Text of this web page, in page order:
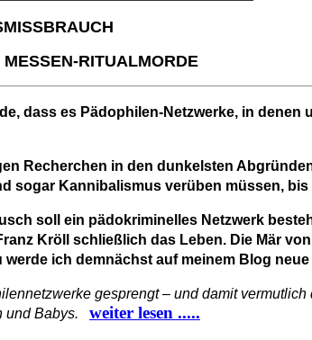
RITUALMORDE
dass es Pädophilen-Netzwerke, in
Recherchen in den dunkelsten
sogar Kannibalismus verüben müssen,
soll ein pädokriminelles Netzwerk
Kröll schließlich das Leben. Die Mär
ich demnächst auf meinem Blog
gesprengt – und damit
und Babys.
weiter lesen .....